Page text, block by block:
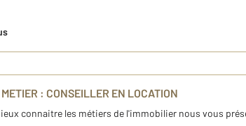
: CONSEILLER EN LOCATION
connaitre les métiers de l'immobilier nous vous